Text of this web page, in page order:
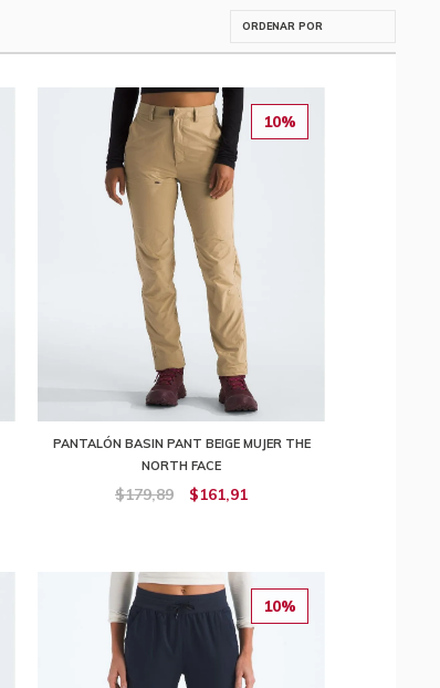
10%
PANTALÓN BASIN PANT BEIGE MUJER THE
NORTH FACE
$179,89 $161,91
10%